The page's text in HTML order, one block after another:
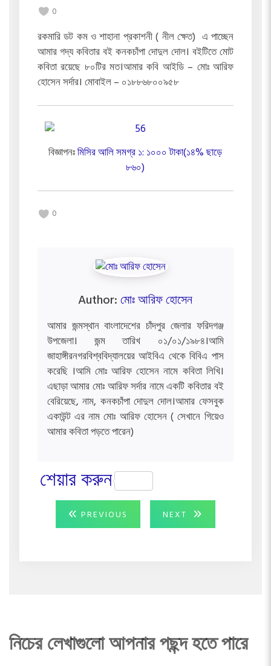
0
রকমারি ডট কম ও শাহানা প্রকাশনী ( নীল ক্ষেত) এ পাচ্ছেন
আমার গদ্য কবিতার বই কনকচাঁপা দোদুল দোল। বইটিতে মোট
কবিতা রয়েছে ৮০টির মত।আমার কবি আইডি – মোঃ আরিফ
হোসেন সর্দার। মোবাইল – ০১৮৮৬৮০০৯৫৮
বিজ্ঞাপনঃমিসির আলি সমগ্র ১: ১০০০ টাকা(১৪% ছাড়ে
৮৬০)
0
Author:মোঃ আরিফ হোসেন
আমার জন্মস্থান বাংলাদেশের চাঁদপুর জেলার ফরিদগঞ্জ
উপজেলা। জন্ম তারিখ ০১/০১/১৯৮৪।আমি
জাহাঙ্গীরনগরবিশ্ববিদ্যালয়ের আইবিএ থেকে বিবিএ পাস
করেছি ।আমি মোঃ আরিফ হোসেন নামে কবিতা লিখি।
এছাড়া আমার মোঃ আরিফ সর্দার নামে একটি কবিতার বই
বেরিয়েছে, নাম, কনকচাঁপা দোদুল দোল।আমার ফেসবুক
একাউন্ট এর নাম মোঃ আরিফ হোসেন ( সেখানে গিয়েও
আমার কবিতা পড়তে পারেন)
শেয়ার করুন
Post
navigation
PREVIOUS PREVIOUS
POST:
NEXT
NEXT
POST:
নিচের লেখাগুলো আপনার পছন্দ হতে পারে